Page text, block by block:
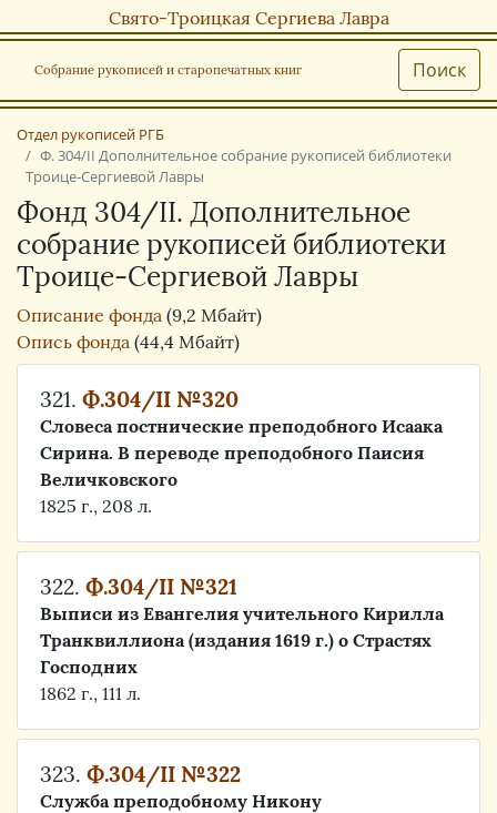
Свято-Троицкая Сергиева Лавра
Собрание рукописей и старопечатных книг Поиск
Отдел рукописей РГБ
Ф. 304/II Дополнительное собрание рукописей библиотеки
Троице-Сергиевой Лавры
Фонд 304/II. Дополнительное
собрание рукописей библиотеки
Троице-Сергиевой Лавры
Описание фонда (9,2 Мбайт)
Опись фонда (44,4 Мбайт)
321. Ф.304/II №320
Словеса постнические преподобного Исаака
Сирина. В переводе преподобного Паисия
Величковского
1825 г., 208 л.
322. Ф.304/II №321
Выписи из Евангелия учительного Кирилла
Транквиллиона (издания 1619 г.) о Страстях
Господних
1862 г., 111 л.
323. Ф.304/II №322
Служба преподобному Никону